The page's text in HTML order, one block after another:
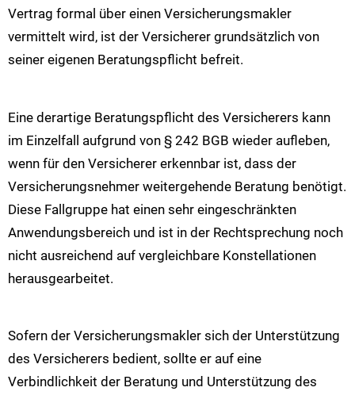
Vertrag formal über einen Versicherungsmakler
vermittelt wird, ist der Versicherer grundsätzlich von
seiner eigenen Beratungspflicht befreit.
Eine derartige Beratungspflicht des Versicherers kann
im Einzelfall aufgrund von § 242 BGB wieder aufleben,
wenn für den Versicherer erkennbar ist, dass der
Versicherungsnehmer weitergehende Beratung benötigt.
Diese Fallgruppe hat einen sehr eingeschränkten
Anwendungsbereich und ist in der Rechtsprechung noch
nicht ausreichend auf vergleichbare Konstellationen
herausgearbeitet.
Sofern der Versicherungsmakler sich der Unterstützung
des Versicherers bedient, sollte er auf eine
Verbindlichkeit der Beratung und Unterstützung des